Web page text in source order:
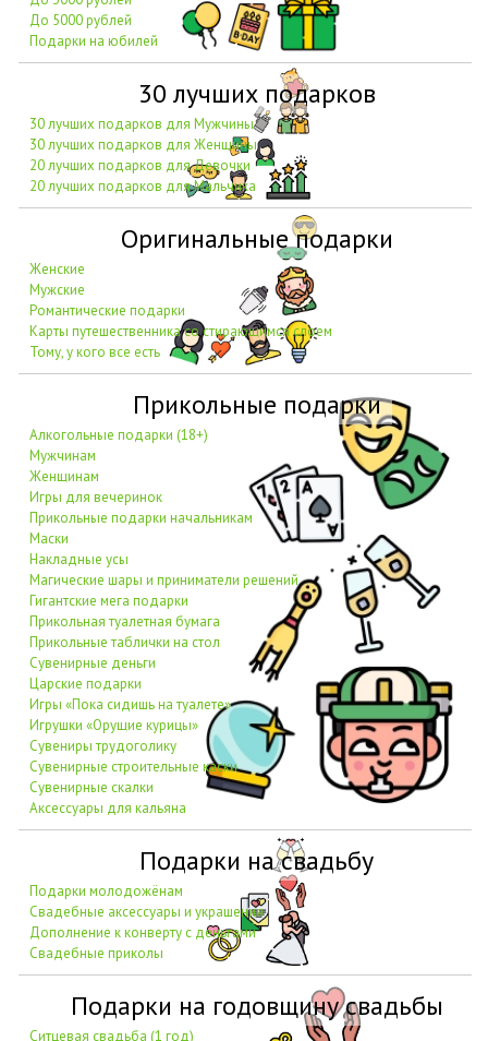
До 5000 рублей
Подарки на юбилей
30 лучших подарков
30 лучших подарков для Мужчины
30 лучших подарков для Женщины
20 лучших подарков для Девочки
20 лучших подарков для Мальчика
Оригинальные подарки
Женские
Мужские
Романтические подарки
Карты путешественника со стирающимся слоем
Тому, у кого все есть
Прикольные подарки
Алкогольные подарки (18+)
Мужчинам
Женщинам
Игры для вечеринок
Прикольные подарки начальникам
Маски
Накладные усы
Магические шары и приниматели решений
Гигантские мега подарки
Прикольная туалетная бумага
Прикольные таблички на стол
Сувенирные деньги
Царские подарки
Игры «Пока сидишь на туалете»
Игрушки «Орущие курицы»
Сувениры трудоголику
Сувенирные строительные каски
Сувенирные скалки
Аксессуары для кальяна
Подарки на свадьбу
Подарки молодожёнам
Свадебные аксессуары и украшения
Дополнение к конверту с деньгами
Свадебные приколы
Подарки на годовщину свадьбы
Ситцевая свадьба (1 год)